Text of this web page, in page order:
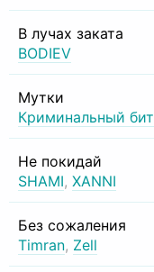
В лучах заката
BODIEV
Мутки
Криминальный бит
Не покидай
SHAMI, XANNI
Без сожаления
Timran, Zell